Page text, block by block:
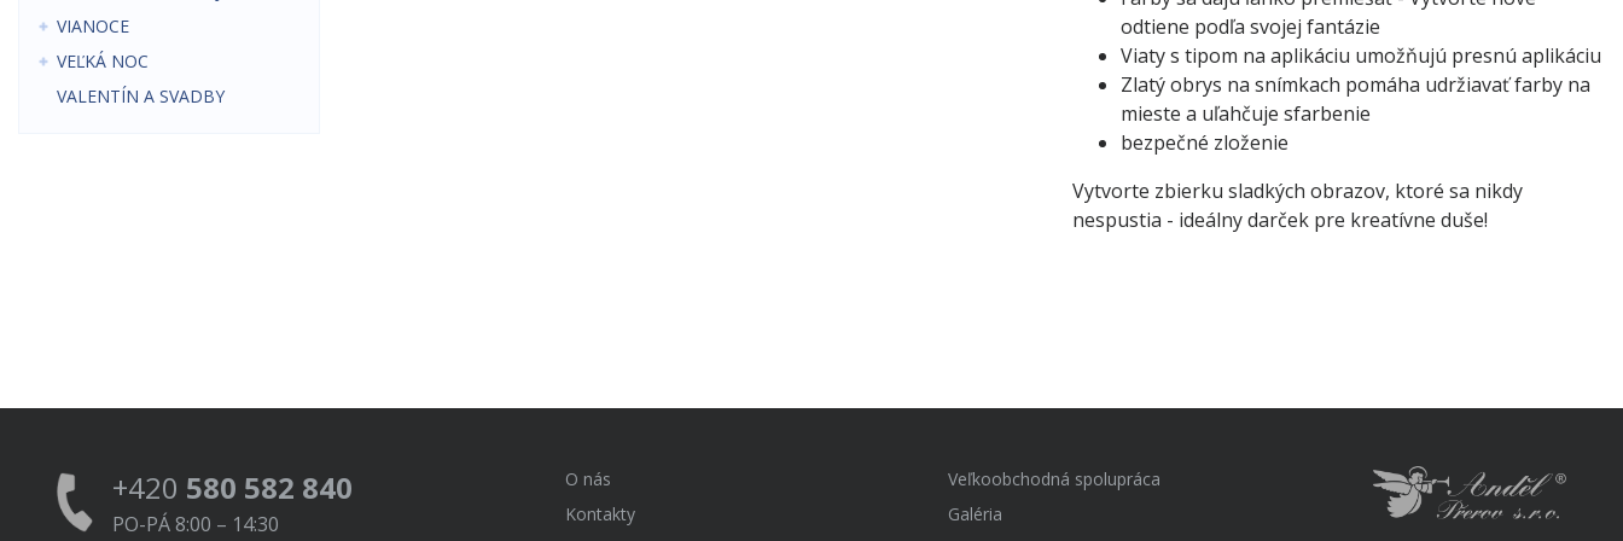
VIANOCE
VEĽKÁ NOC
VALENTÍN A SVADBY
odtiene podľa svojej fantázie
Viaty s tipom na aplikáciu umožňujú presnú aplikáciu
Zlatý obrys na snímkach pomáha udržiavať farby na
mieste a uľahčuje sfarbenie
bezpečné zloženie
Vytvorte zbierku sladkých obrazov, ktoré sa nikdy
nespustia - ideálny darček pre kreatívne duše!
+420 580 582 840
PO-PÁ 8:00 – 14:30
O nás
Kontakty
Veľkoobchodná spolupráca
Galéria